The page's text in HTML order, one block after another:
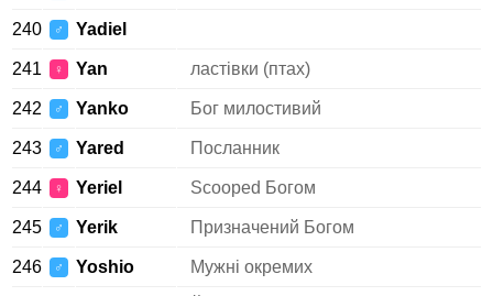
240 ♂ Yadiel
241 ♀ Yan ластівки (птах)
242 ♂ Yanko Бог милостивий
243 ♂ Yared Посланник
244 ♀ Yeriel Scooped Богом
245 ♂ Yerik Призначений Богом
246 ♂ Yoshio Мужні окремих